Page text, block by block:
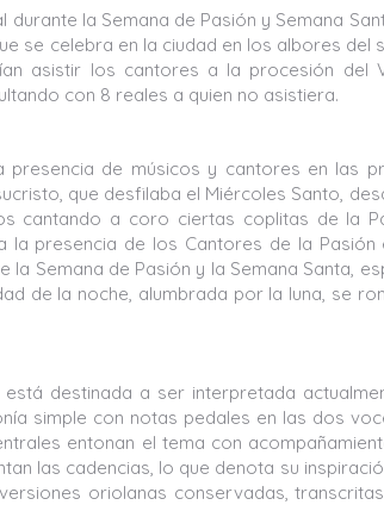
la Semana de Pasión y Semana
se celebra en la ciudad en los albores del
asistir los cantores a la procesión del
con 8 reales a quien no asistiera.
presencia de músicos y cantores en las
que desfilaba el Miércoles Santo,
cantando a coro ciertas coplitas de la
presencia de los Cantores de la Pasión
Semana de Pasión y la Semana Santa,
de la noche, alumbrada por la luna, se
destinada a ser interpretada
simple con notas pedales en las dos
entonan el tema con
las cadencias, lo que denota su
oriolanas conservadas,